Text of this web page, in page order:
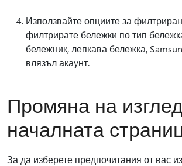
Използвайте опциите за
филтрирате бележки по тип
бележник, лепкава бележка,
влязъл акаунт.
Промяна на
началната
За да изберете предпочитания от вас